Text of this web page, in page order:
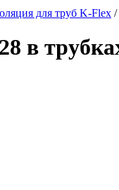
для труб K-Flex /
в